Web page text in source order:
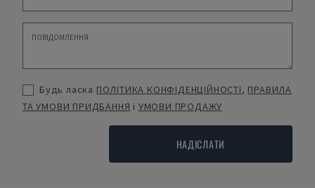
Будь ласка ПОЛІТИКА КОНФІДЕНЦІЙНОСТІ, ПРАВИЛА
ТА УМОВИ ПРИДБАННЯ і УМОВИ ПРОДАЖУ
НАДІСЛАТИ